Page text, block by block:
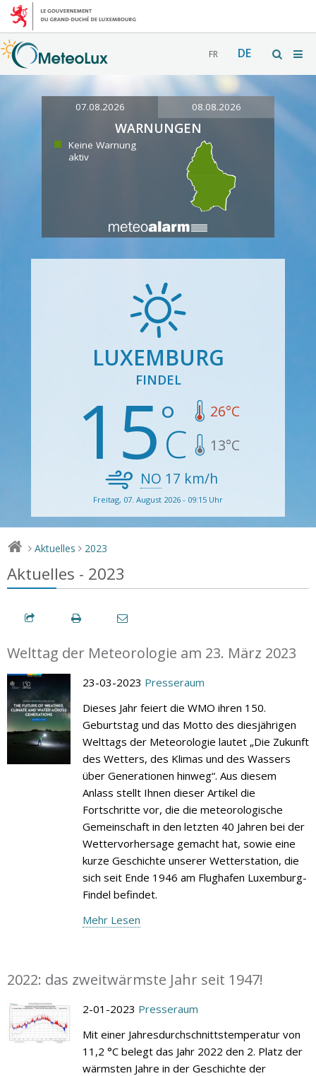
FR DE
07.08.2026 08.08.2026
WARNUNGEN
Keine Warnung
aktiv
LUXEMBURG
FINDEL
15 26°C
13°C
NO 17 km/h
Freitag, 07. August 2026 - 09:15 Uhr
> Aktuelles > 2023
Aktuelles - 2023
Welttag der Meteorologie am 23. März 2023
23-03-2023 Presseraum
Dieses Jahr feiert die WMO ihren 150.
Geburtstag und das Motto des diesjährigen
Welttags der Meteorologie lautet „Die Zukunft
des Wetters, des Klimas und des Wassers
über Generationen hinweg“. Aus diesem
Anlass stellt Ihnen dieser Artikel die
Fortschritte vor, die die meteorologische
Gemeinschaft in den letzten 40 Jahren bei der
Wettervorhersage gemacht hat, sowie eine
kurze Geschichte unserer Wetterstation, die
sich seit Ende 1946 am Flughafen Luxemburg-
Findel befindet.
Mehr Lesen
2022: das zweitwärmste Jahr seit 1947!
2-01-2023 Presseraum
Mit einer Jahresdurchschnittstemperatur von
11,2 °C belegt das Jahr 2022 den 2. Platz der
wärmsten Jahre in der Geschichte der